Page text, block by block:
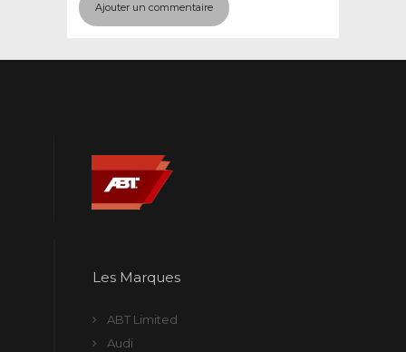
Les Marques
ABT Limited
Audi